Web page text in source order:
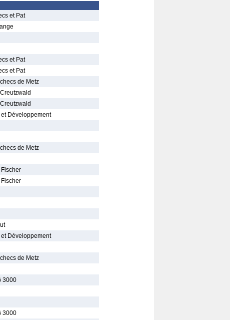
et Pat
et Pat
et Pat
de Metz
Développement
de Metz
Développement
de Metz
3000
3000